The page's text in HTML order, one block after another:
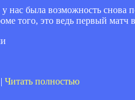
нас была возможность снова
того, это ведь первый
| Читать полностью